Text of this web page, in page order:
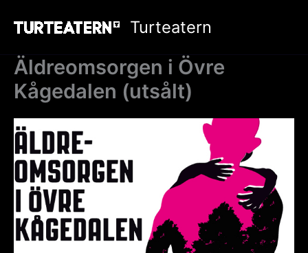
Turteatern
Äldreomsorgen i Övre
Kågedalen (utsålt)